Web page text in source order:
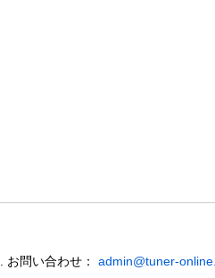
. お問い合わせ： admin@tuner-